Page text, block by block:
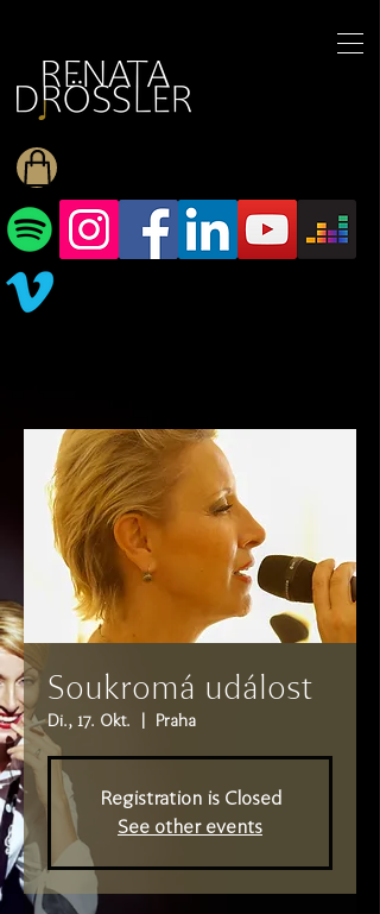
Soukromá událost
Di., 17. Okt. Praha
Registration is Closed
See other events